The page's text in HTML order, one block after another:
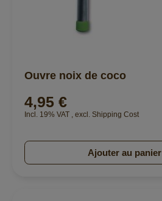
Ouvre noix de coco
4,95 €
Incl. 19% VAT , excl. Shipping Cost
Ajouter au panier